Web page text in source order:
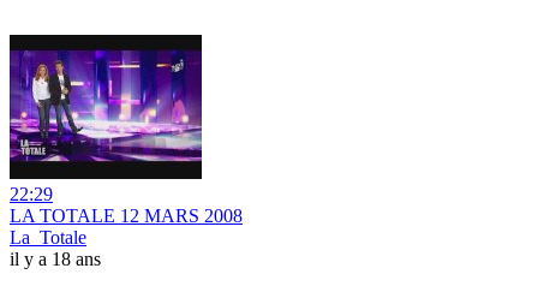
22:29
LA TOTALE 12 MARS 2008
La_Totale
il y a 18 ans